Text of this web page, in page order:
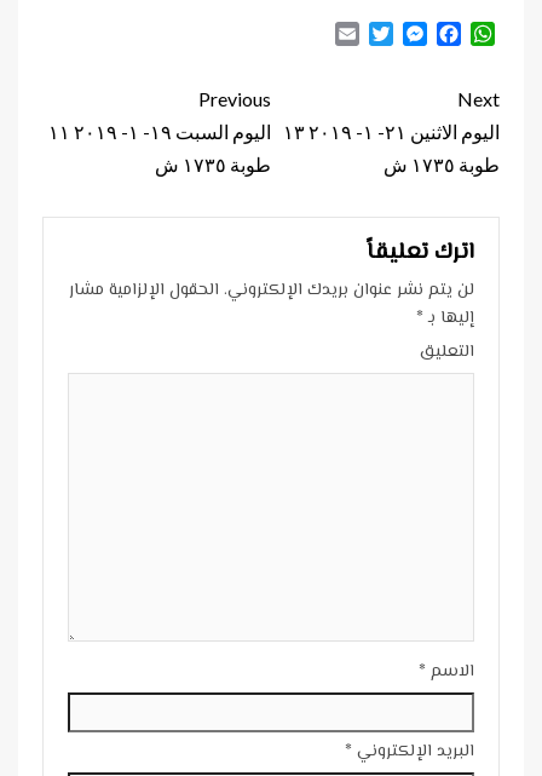
WhatsApp
Facebook
Messenger
Twitter
Continue
Reading
Previous
اليوم السبت ١٩- ١- ٢٠١٩ ١١
طوبة ١٧٣٥ ش
Next
اليوم الاثنين ٢١- ١- ٢٠١٩ ١٣
طوبة ١٧٣٥ ش
اترك تعليقاً
لن يتم نشر عنوان بريدك الإلكتروني. الحقول الإلزامية مشار
إليها بـ*
التعليق
الاسم *
البريد الإلكتروني *